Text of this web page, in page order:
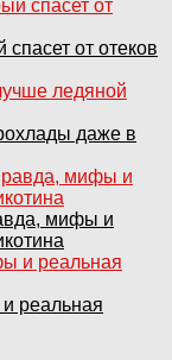
от отеков
даже в
мифы и
реальная